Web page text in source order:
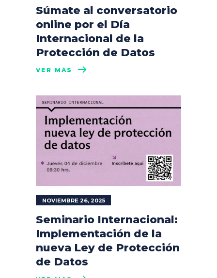
Súmate al conversatorio
online por el Día
Internacional de la
Protección de Datos
VER MÁS
NOVIEMBRE 26, 2025
Seminario Internacional:
Implementación de la
nueva Ley de Protección
de Datos